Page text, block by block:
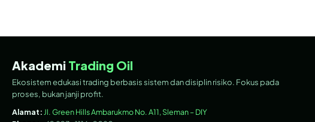
Akademi Trading Oil
Ekosistem edukasi trading berbasis sistem dan disiplin risiko. Fokus pada
proses, bukan janji profit.
Alamat: Jl. Green Hills Ambarukmo No. A11, Sleman – DIY